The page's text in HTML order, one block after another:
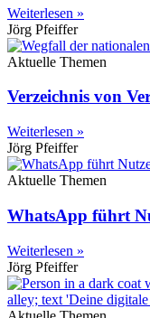
Weiterlesen »
Jörg Pfeiffer
Aktuelle Themen
Verzeichnis von
Weiterlesen »
Jörg Pfeiffer
Aktuelle Themen
WhatsApp führt
Weiterlesen »
Jörg Pfeiffer